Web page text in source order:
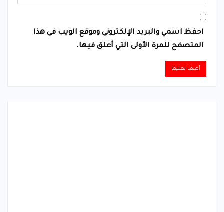
احفظ اسمي والبريد الإلكتروني وموقع الويب في هذا
المتصفح للمرة الأولى التي أعلق فيها.